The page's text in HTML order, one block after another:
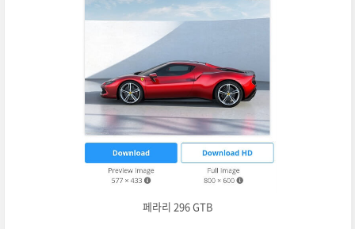
페라리 296 GTB